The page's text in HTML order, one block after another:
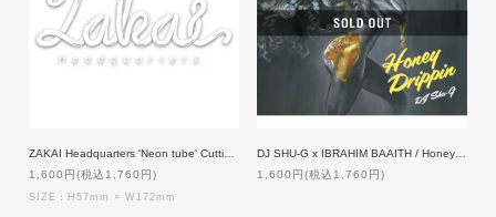
1,600円(税込1,760円)
SIZE：H57mm × W172mm
1,600円(税込1,760円)